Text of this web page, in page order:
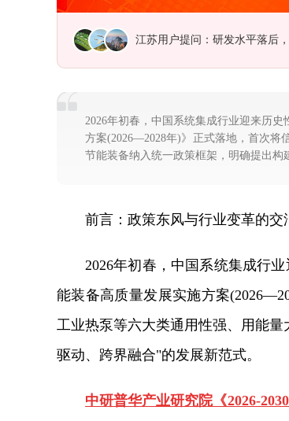
江苏用户提问：研发水平落后
2026年初春，中国系统集成行业迎来历
方案(2026—2028年)》正式落地，首次将
节能装备纳入统一政策框架，明确提出构
前言：政策东风与行业变革的交
2026年初春，中国系统集成行
能装备高质量发展实施方案
工业热泵等六大类通用性强、用能
驱动、跨界融合"的发展新范式。
中研普华产业研究院《2026-